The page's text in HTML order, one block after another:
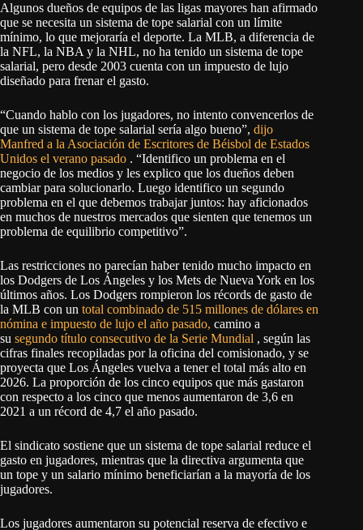
Algunos dueños de equipos de las ligas mayores han afirmado
que se necesita un sistema de tope salarial con un límite
mínimo, lo que mejoraría el deporte. La MLB, a diferencia de
la NFL, la NBA y la NHL, no ha tenido un sistema de tope
salarial, pero desde 2003 cuenta con un impuesto de lujo
diseñado para frenar el gasto.
“Cuando hablo con los jugadores, no intento convencerlos de
que un sistema de tope salarial sería algo bueno”, dijo
Manfred a la Asociación de Escritores de Béisbol de Estados
Unidos el verano pasado . “Identifico un problema en el
negocio de los medios y les explico que los dueños deben
cambiar para solucionarlo. Luego identifico un segundo
problema en el que debemos trabajar juntos: hay aficionados
en muchos de nuestros mercados que sienten que tenemos un
problema de equilibrio competitivo”.
Las restricciones no parecían haber tenido mucho impacto en
los Dodgers de Los Ángeles y los Mets de Nueva York en los
últimos años. Los Dodgers rompieron los récords de gasto de
la MLB con un total combinado de 515 millones de dólares en
nómina e impuesto de lujo el año pasado, camino a
su segundo título consecutivo de la Serie Mundial , según las
cifras finales recopiladas por la oficina del comisionado, y se
proyecta que Los Ángeles vuelva a tener el total más alto en
2026. La proporción de los cinco equipos que más gastaron
con respecto a los cinco que menos aumentaron de 3,6 en
2021 a un récord de 4,7 el año pasado.
El sindicato sostiene que un sistema de tope salarial reduce el
gasto en jugadores, mientras que la directiva argumenta que
un tope y un salario mínimo beneficiarían a la mayoría de los
jugadores.
Los jugadores aumentaron su potencial reserva de efectivo e